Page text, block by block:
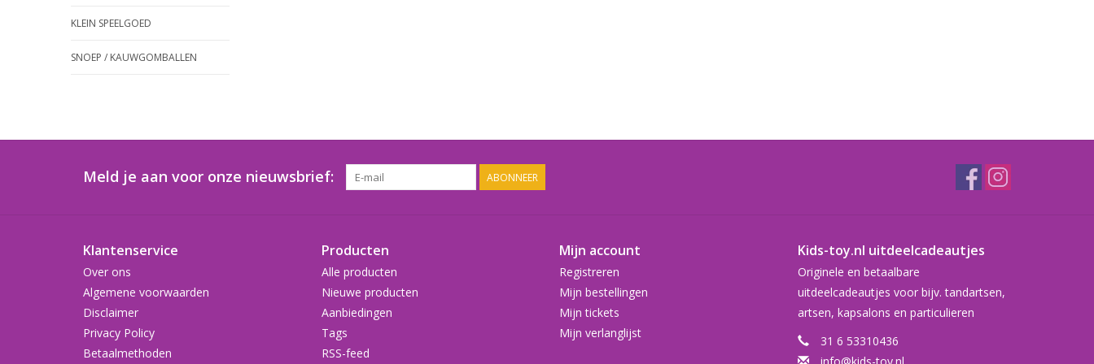
KLEIN SPEELGOED
SNOEP / KAUWGOMBALLEN
Meld je aan voor onze nieuwsbrief: ABONNEER
Klantenservice
Over ons
Algemene voorwaarden
Disclaimer
Privacy Policy
Betaalmethoden
Producten
Alle producten
Nieuwe producten
Aanbiedingen
Tags
RSS-feed
Mijn account
Registreren
Mijn bestellingen
Mijn tickets
Mijn verlanglijst
Kids-toy.nl uitdeelcadeautjes
Originele en betaalbare
uitdeelcadeautjes voor bijv. tandartsen,
artsen, kapsalons en particulieren
31 6 53310436